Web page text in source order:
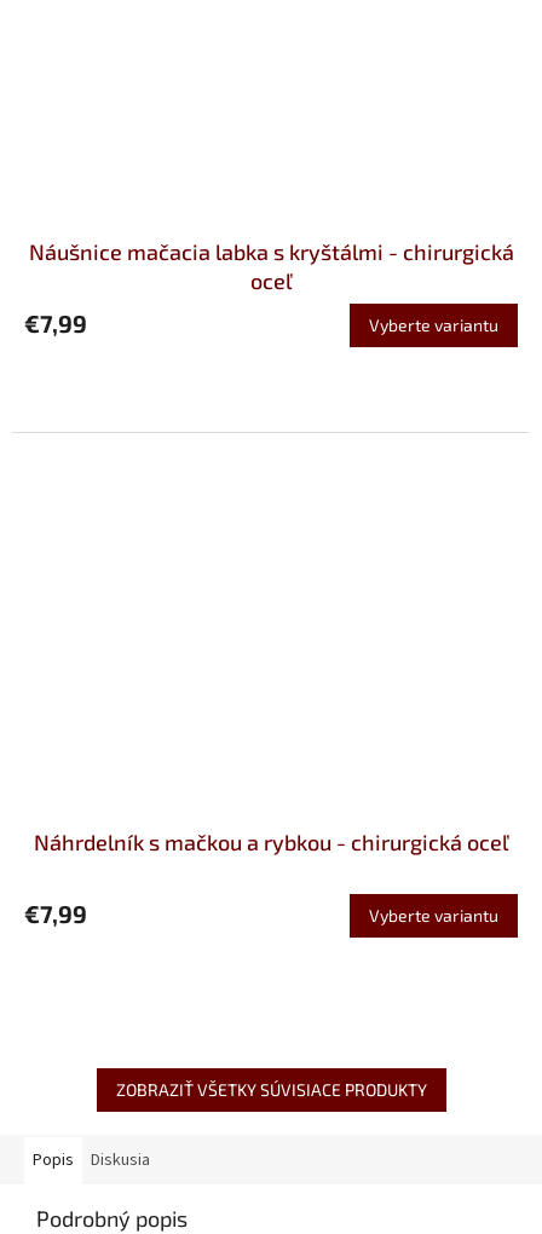
Náušnice mačacia labka s kryštálmi - chirurgická
oceľ
€7,99 Vyberte variantu
Náhrdelník s mačkou a rybkou - chirurgická oceľ
€7,99 Vyberte variantu
ZOBRAZIŤ VŠETKY SÚVISIACE PRODUKTY
Popis Diskusia
Podrobný popis